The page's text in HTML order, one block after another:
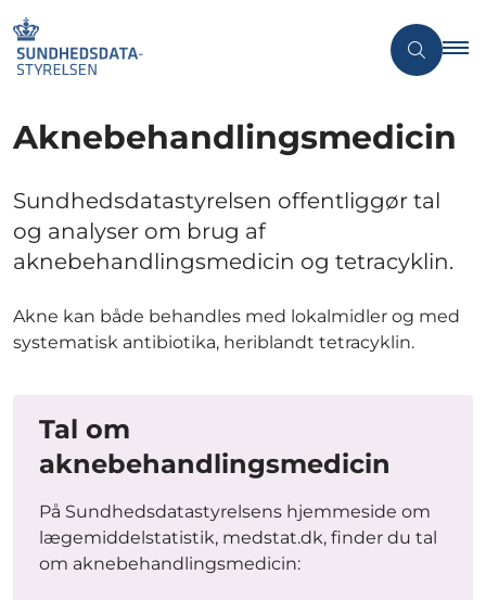
Aknebehandlingsmedicin
Sundhedsdatastyrelsen offentliggør tal
og analyser om brug af
aknebehandlingsmedicin og tetracyklin.
Akne kan både behandles med lokalmidler og med
systematisk antibiotika, heriblandt tetracyklin.
Tal om
aknebehandlingsmedicin
På Sundhedsdatastyrelsens hjemmeside om
lægemiddelstatistik, medstat.dk, finder du tal
om aknebehandlingsmedicin: